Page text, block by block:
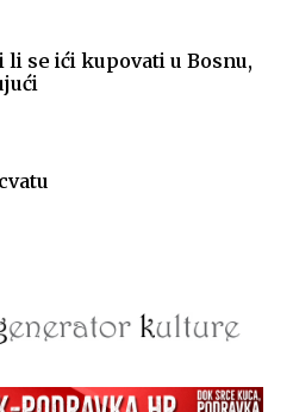
se ići kupovati u Bosnu,